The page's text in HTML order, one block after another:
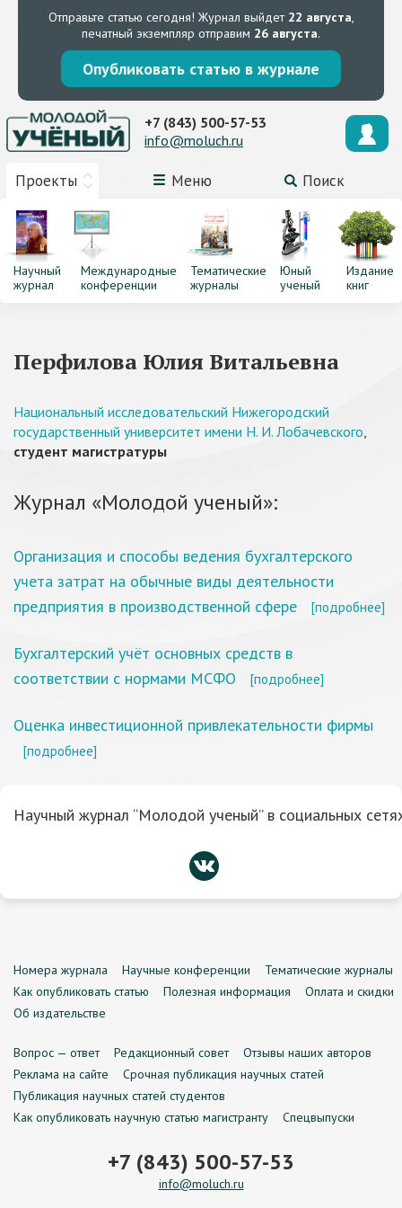
Отправьте статью сегодня! Журнал выйдет 22 августа,
печатный экземпляр отправим 26 августа.
Опубликовать статью в журнале
Проекты Меню Поиск
+7 (843) 500-57-53
info@moluch.ru
Научный
журнал
Международные
конференции
Тематические
журналы
Юный
ученый
Издание
книг
Перфилова Юлия Витальевна
Национальный исследовательский Нижегородский
государственный университет имени Н. И. Лобачевского,
студент магистратуры
Журнал «Молодой ученый»:
Организация и способы ведения бухгалтерского
учета затрат на обычные виды деятельности
предприятия в производственной сфере
[подробнее]
Бухгалтерский учёт основных средств в
соответствии с нормами МСФО
[подробнее]
Оценка инвестиционной привлекательности фирмы
[подробнее]
Научный журнал “Молодой ученый” в социальных
Номера журнала Научные конференции
Тематические журналы
Как опубликовать статью
Полезная информация
Оплата и скидки
Об издательстве
Вопрос — ответ Редакционный совет
Отзывы наших авторов
Реклама на сайте
Срочная публикация научных статей
Публикация научных статей студентов
Как опубликовать научную статью магистранту
Спецвыпуски
+7 (843) 500-57-53
info@moluch.ru